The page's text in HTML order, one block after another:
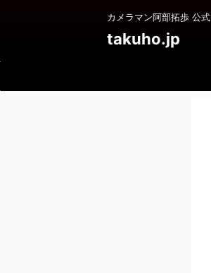
カメラマン阿部拓歩 公式
takuho.jp